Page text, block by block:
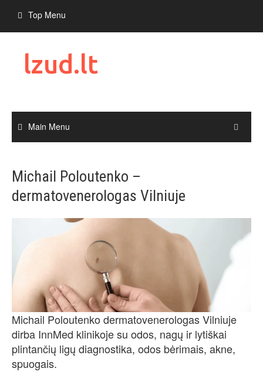
Top Menu
lzud.lt
Main Menu
Michail Poloutenko –
dermatovenerologas Vilniuje
Michail Poloutenko dermatovenerologas Vilniuje
dirba InnMed klinikoje su odos, nagų ir lytiškai
plintančių ligų diagnostika, odos bėrimais, akne,
spuogais.